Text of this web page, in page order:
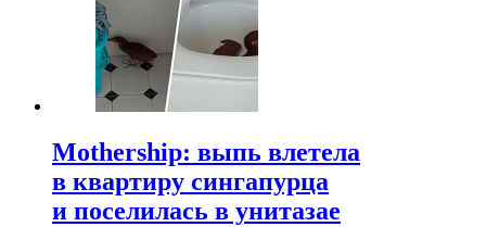
Mothership: выпь влетела
в квартиру сингапурца
и поселилась в унитазае